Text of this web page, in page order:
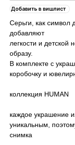
Добавить в вишлист
Серьги, как символ
добавляют
легкости и детской
образу.
В комплекте с
коробочку и
коллекция HUMAN
каждое украшение
уникальным,
снимка